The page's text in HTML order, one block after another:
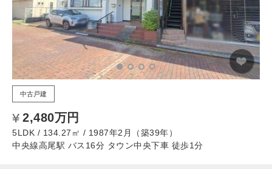
中古戸建
2,480万円
5LDK / 134.27㎡ / 1987年2月（築39年）
中央線高尾駅 バス16分 タウン中央下車 徒歩1分